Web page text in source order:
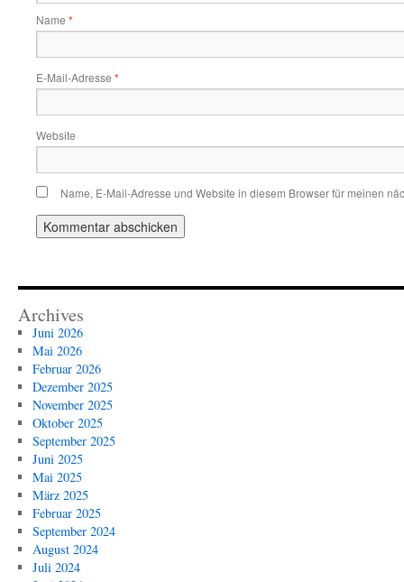
Name *
E-Mail-Adresse *
Website
Name, E-Mail-Adresse und Website in diesem Browser für meinen
Archives
Juni 2026
Mai 2026
Februar 2026
Dezember 2025
November 2025
Oktober 2025
September 2025
Juni 2025
Mai 2025
März 2025
Februar 2025
September 2024
August 2024
Juli 2024